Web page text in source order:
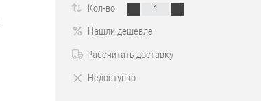
Кол-во:
Нашли дешевле
Рассчитать доставку
Недоступно